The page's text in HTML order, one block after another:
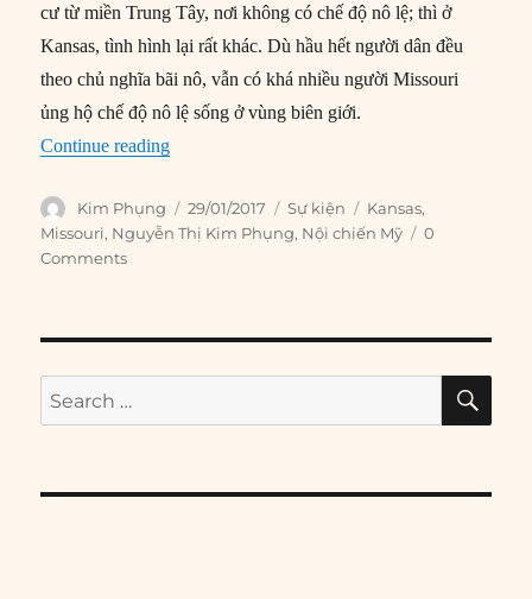
cư từ miền Trung Tây, nơi không có chế độ nô lệ; thì ở
Kansas, tình hình lại rất khác. Dù hầu hết người dân đều
theo chủ nghĩa bãi nô, vẫn có khá nhiều người Missouri
ủng hộ chế độ nô lệ sống ở vùng biên giới.
Continue reading“29/01/1861: Kansas được sáp nhập vào Mỹ”
Author
Kim Phụng
Posted
on
29/01/2017 Categories
Sự kiện Tags
Kansas,
Missouri, Nguyễn Thị Kim Phụng, Nội chiến Mỹ
0
Comments
Search
for: